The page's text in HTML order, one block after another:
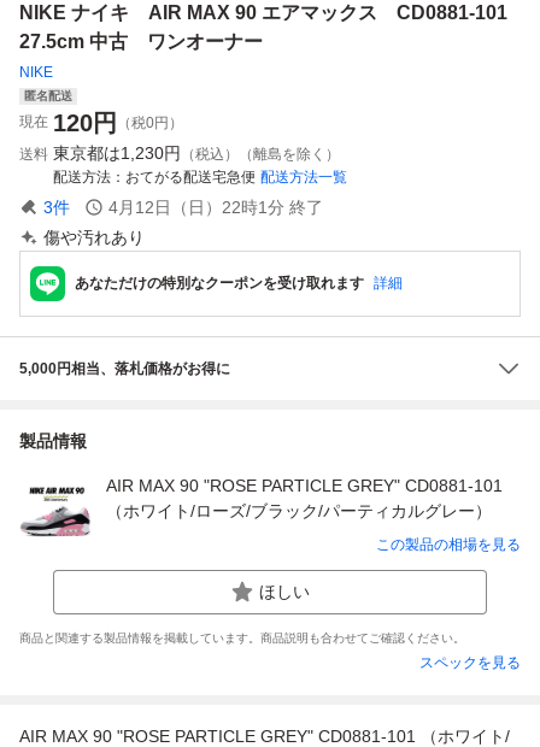
トスニーカー カジ
ュアル 29cm
0
NIKE ナイキ AIR MAX 90 エアマックス CD0881-101
27.5cm 中古 ワンオーナー
NIKE
匿名配送
現在 120円
（税0円）
送料 東京都は1,230円
（税込）（離島を除く）
配送方法
おてがる配送宅急便 配送方法一覧
3件 4月12日（日）22時1分 終了
傷や汚れあり
あなただけの特別なクーポンを受け取れます 詳細
5,000円相当、落札価格がお得に
製品情報
AIR MAX 90 "ROSE PARTICLE GREY" CD0881-101
（ホワイト/ローズ/ブラック/パーティカルグレー）
この製品の相場を見る
ほしい
商品と関連する製品情報を掲載しています。商品説明も合わせてご確認ください。
スペックを見る
AIR MAX 90 "ROSE PARTICLE GREY" CD0881-101 （ホワイト/